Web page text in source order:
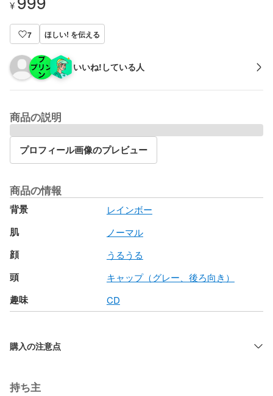
¥
7 ほしい! を伝える
いいね!している人
商品の説明
プロフィール画像のプレビュー
商品の情報
背景 レインボー
肌 ノーマル
顔 うるうる
頭 キャップ（グレー、後ろ向き）
趣味 CD
購入の注意点
持ち主